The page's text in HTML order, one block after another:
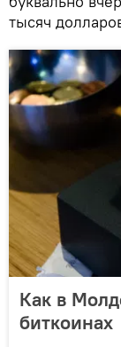
тысяч
Как в
биткоинах